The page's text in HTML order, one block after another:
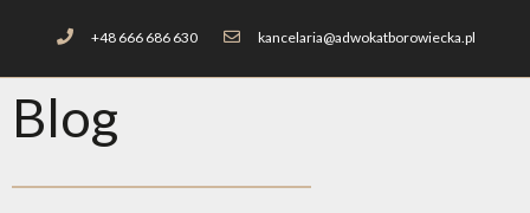
+48 666 686 630 kancelaria@adwokatborowiecka.pl
Blog